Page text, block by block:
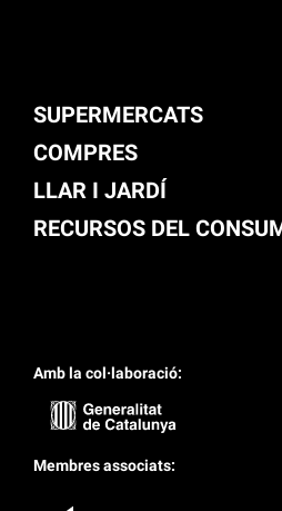
SUPERMERCATS
COMPRES
LLAR I JARDÍ
RECURSOS DEL
Amb la col·laboració:
Membres associats: